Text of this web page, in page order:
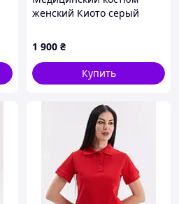
женский Киото серый
1 900 ₴
Купить